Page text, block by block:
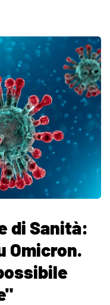
di Sanità:
Omicron.